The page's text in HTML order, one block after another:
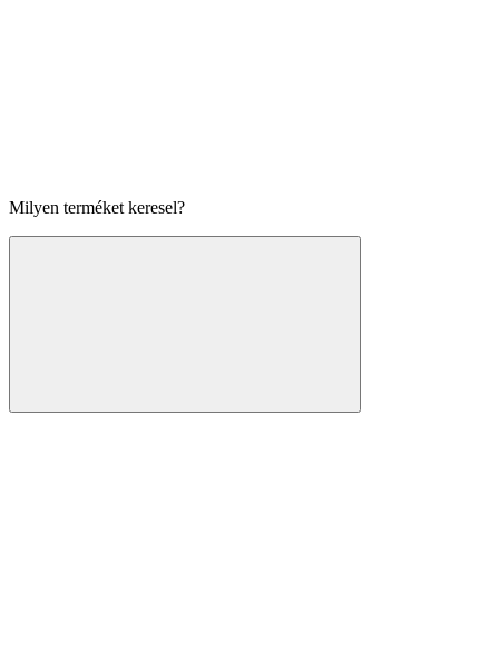
Milyen terméket keresel?